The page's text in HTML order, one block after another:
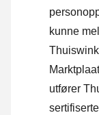
kunne
utfører